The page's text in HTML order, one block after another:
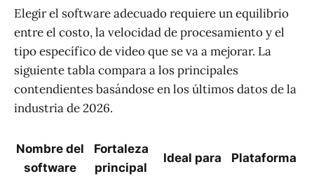
Elegir el software adecuado requiere un equilibrio
entre el costo, la velocidad de procesamiento y el
tipo específico de video que se va a mejorar. La
siguiente tabla compara a los principales
contendientes basándose en los últimos datos de la
industria de 2026.
Nombre del
software
Fortaleza
principal
Ideal para Plataforma